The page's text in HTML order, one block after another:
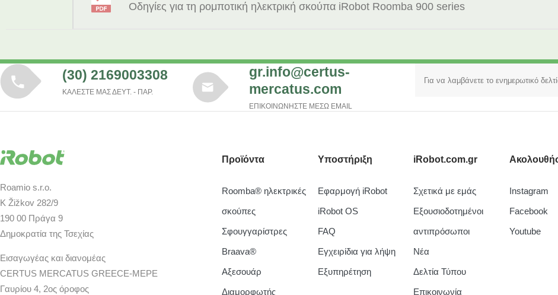
Οδηγίες για τη ρομποτική ηλεκτρική σκούπα iRobot Roomba 900 series
(30) 2169003308
ΚΑΛΕΣΤΕ ΜΑΣ ΔΕΥΤ. - ΠΑΡ.
gr.info@certus-
mercatus.com
ΕΠΙΚΟΙΝΩΝΗΣΤΕ ΜΕΣΩ EMAIL
Roamio s.r.o.
K Žižkov 282/9
190 00 Πράγα 9
Δημοκρατία της Τσεχίας
Εισαγωγέας και διανομέας
CERTUS MERCATUS GREECE-MEPE
Γαυρίου 4, 2ος όροφος
Προϊόντα
Roomba® ηλεκτρικές
σκούπες
Σφουγγαρίστρες
Braava®
Aξεσουάρ
Διαμορφωτής
Υποστήριξη
Εφαρμογή iRobot
iRobot OS
FAQ
Εγχειρίδια για λήψη
Εξυπηρέτηση
iRobot.com.gr
Σχετικά με εμάς
Εξουσιοδοτημένοι
αντιπρόσωποι
Νέα
Δελτία Τύπου
Επικοινωνία
Instagram
Facebook
Youtube